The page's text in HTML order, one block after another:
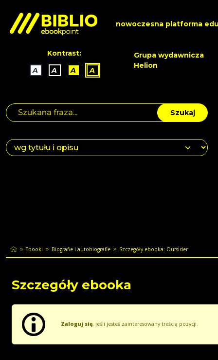
nowoczesna platforma
Kontrast:
A
A A A
Grupa wydawnicza
Helion
Szukaj
Ebooki Biografie i autobiografie Szczegóły ebooka: Outsider
Szczegóły ebooka
Zaloguj się, jeśli jesteś zainteresowany treścią pozycji.